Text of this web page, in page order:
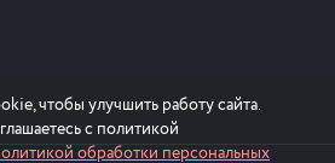
чтобы улучшить работу сайта.
с политикой
обработки персональных